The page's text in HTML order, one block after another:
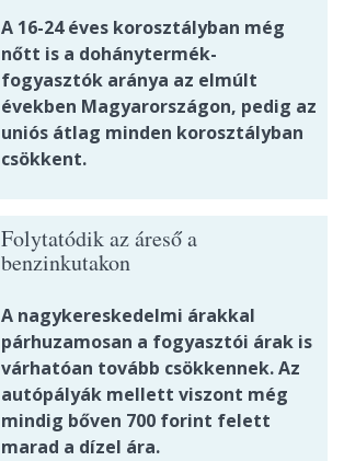
A 16-24 éves korosztályban még
nőtt is a dohánytermék-
fogyasztók aránya az elmúlt
években Magyarországon, pedig az
uniós átlag minden korosztályban
csökkent.
Folytatódik az áreső a
benzinkutakon
A nagykereskedelmi árakkal
párhuzamosan a fogyasztói árak is
várhatóan tovább csökkennek. Az
autópályák mellett viszont még
mindig bőven 700 forint felett
marad a dízel ára.